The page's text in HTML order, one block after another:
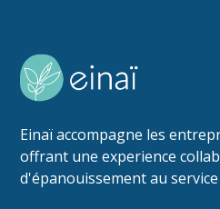
Einaï accompagne les
offrant une experience
d'épanouissement au